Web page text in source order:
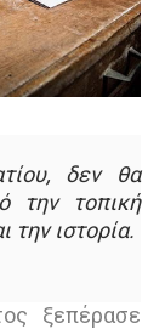
δεν θα
την τοπική
την ιστορία.
ξεπέρασε